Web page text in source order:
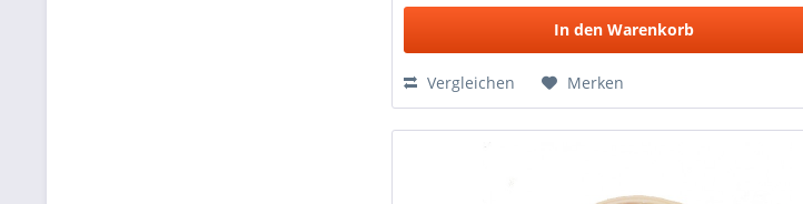
In den Warenkorb
Vergleichen Merken